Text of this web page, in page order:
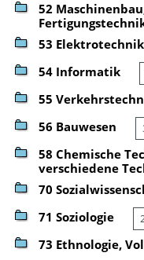
52
53 Elektrotechnik
54 Informatik
55
56 Bauwesen
58 Chemische
verschiedene
70
71 Soziologie
73 Ethnologie,